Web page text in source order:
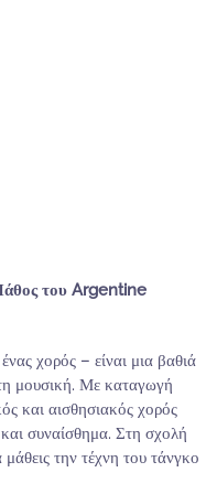
του Argentine
χορός – είναι μια βαθιά
μουσική. Με καταγωγή
και αισθησιακός χορός
συναίσθημα. Στη σχολή
την τέχνη του τάνγκο